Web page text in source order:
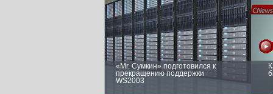
«Mr. Сумкин» подготовился к
прекращению поддержки
WS2003